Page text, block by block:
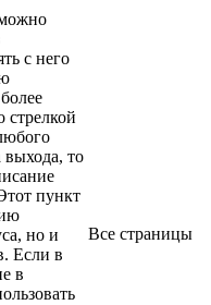
с него
стрелкой
выхода, то
пункт
но и
Если в
в
Все страницы